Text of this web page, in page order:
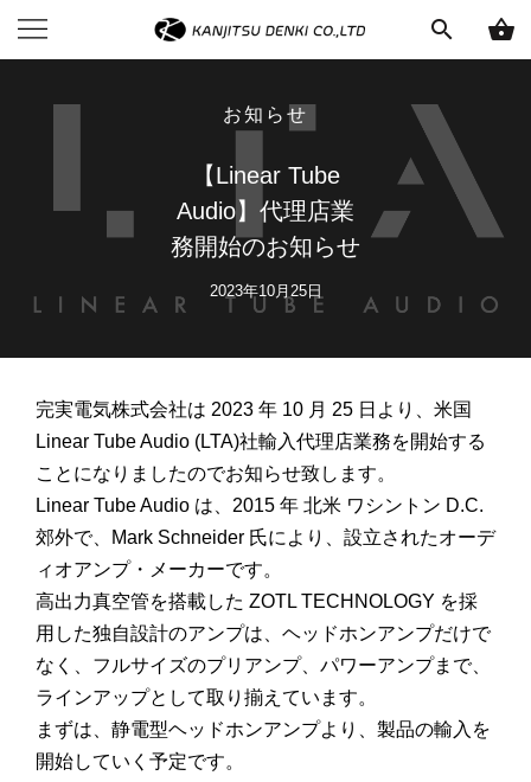
search shopping_basket
お知らせ
【Linear Tube
Audio】代理店業
務開始のお知らせ
2023年10月25日
完実電気株式会社は 2023 年 10 月 25 日より、米国
Linear Tube Audio (LTA)社輸入代理店業務を開始する
ことになりましたのでお知らせ致します。
Linear Tube Audio は、2015 年 北米 ワシントン D.C.
郊外で、Mark Schneider 氏により、設立されたオーデ
ィオアンプ・メーカーです。
高出力真空管を搭載した ZOTL TECHNOLOGY を採
用した独自設計のアンプは、ヘッドホンアンプだけで
なく、フルサイズのプリアンプ、パワーアンプまで、
ラインアップとして取り揃えています。
まずは、静電型ヘッドホンアンプより、製品の輸入を
開始していく予定です。